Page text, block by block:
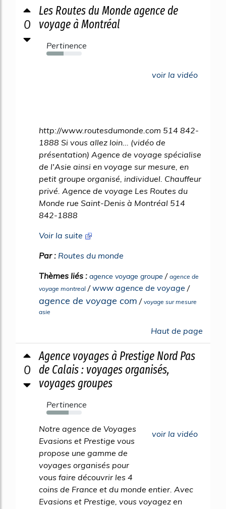
0
Les Routes du Monde agence de
voyage à Montréal
Pertinence
49%
voir la vidéo
http://www.routesdumonde.com 514 842-
1888 Si vous allez loin... (vidéo de
présentation) Agence de voyage spécialise
de l'Asie ainsi en voyage sur mesure, en
petit groupe organisé, individuel. Chauffeur
privé. Agence de voyage Les Routes du
Monde rue Saint-Denis à Montréal 514
842-1888
Voir la suite
Par : Routes du monde
Thèmes liés : agence voyage groupe / agence de
voyage montreal /www agence de voyage /
agence de voyage com / voyage sur mesure
asie
Haut de page
0
Agence voyages à Prestige Nord Pas
de Calais : voyages organisés,
voyages groupes
Pertinence
63%
voir la vidéo
Notre agence de Voyages
Evasions et Prestige vous
propose une gamme de
voyages organisés pour
vous faire découvrir les 4
coins de France et du monde entier. Avec
Evasions et Prestige, vous voyagez en